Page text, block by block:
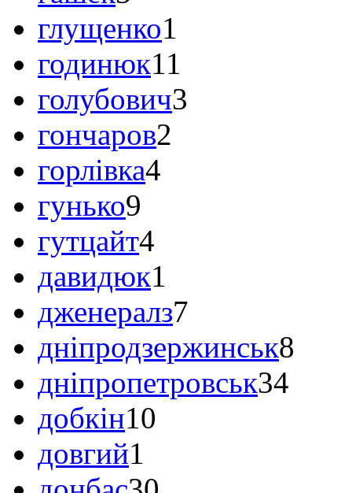
глущенко1
годинюк11
голубович3
гончаров2
горлівка4
гунько9
гутцайт4
давидюк1
дженералз7
дніпродзержинськ8
дніпропетровськ34
добкін10
довгий1